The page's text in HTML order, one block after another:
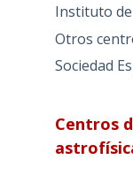
Instituto
Otros
Sociedad
Centros